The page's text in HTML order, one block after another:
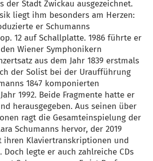
der Stadt Zwickau ausgezeichnet.
liegt ihm besonders am Herzen:
er Schumanns
12 auf Schallplatte. 1986 führte er
Wiener Symphonikern
aus dem Jahr 1839 erstmals
der Solist bei der Uraufführung
1847 komponierten
1992. Beide Fragmente hatte er
herausgegeben. Aus seinen über
ragt die Gesamteinspielung der
Schumanns hervor, der 2019
ihren Klaviertranskriptionen und
legte er auch zahlreiche CDs